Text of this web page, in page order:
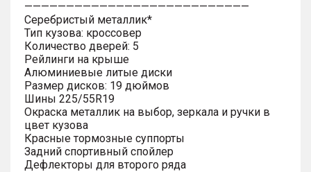
———————————————————————————
Серебристый металлик*
Тип кузова: кроссовер
Количество дверей: 5
Рейлинги на крыше
Алюминиевые литые диски
Размер дисков: 19 дюймов
Шины 225/55R19
Окраска металлик на выбор, зеркала и ручки в
цвет кузова
Красные тормозные суппорты
Задний спортивный спойлер
Дефлекторы для второго ряда